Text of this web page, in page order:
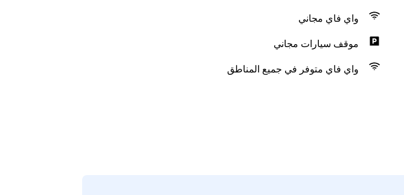
واي فاي مجاني
موقف سيارات مجاني
واي فاي متوفر في جميع المناطق